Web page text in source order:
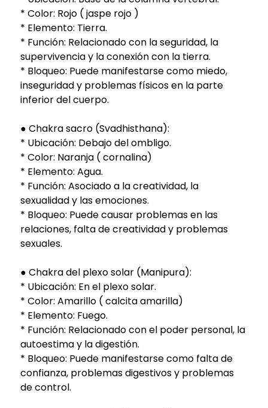
* Color: Rojo ( jaspe rojo )
* Elemento: Tierra.
* Función: Relacionado con la seguridad, la
supervivencia y la conexión con la tierra.
* Bloqueo: Puede manifestarse como miedo,
inseguridad y problemas físicos en la parte
inferior del cuerpo.
● Chakra sacro (Svadhisthana):
* Ubicación: Debajo del ombligo.
* Color: Naranja ( cornalina)
* Elemento: Agua.
* Función: Asociado a la creatividad, la
sexualidad y las emociones.
* Bloqueo: Puede causar problemas en las
relaciones, falta de creatividad y problemas
sexuales.
● Chakra del plexo solar (Manipura):
* Ubicación: En el plexo solar.
* Color: Amarillo ( calcita amarilla)
* Elemento: Fuego.
* Función: Relacionado con el poder personal, la
autoestima y la digestión.
* Bloqueo: Puede manifestarse como falta de
confianza, problemas digestivos y problemas
de control.